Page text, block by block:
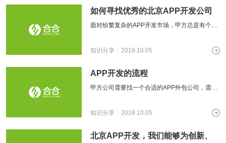
如何寻找优秀的北京APP开发公司
面对纷繁复杂的APP开发市场，甲方总是有个疑
知识分享 2018.10.05
APP开发的流程
甲方公司需要找一个合适的APP外包公司，需要
知识分享 2018.10.05
北京APP开发，我们能够为创新、